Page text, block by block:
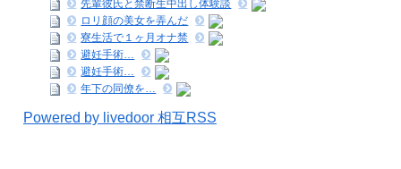
先輩彼氏と禁断生中出し体験談
ロリ顔の美女を弄んだ
寮生活で１ヶ月オナ禁
避妊手術…
避妊手術…
年下の同僚を…
Powered by livedoor 相互RSS